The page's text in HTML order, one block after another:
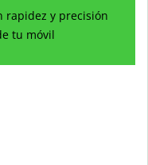
rapidez y precisión
tu móvil